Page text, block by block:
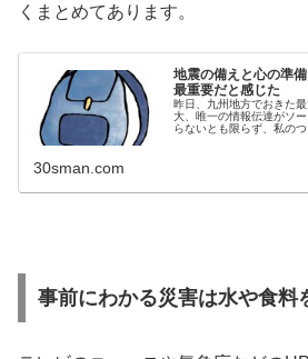
くまとめてあります。
地震の備えと心の準
最重要だと感じた
昨日、九州地方でおきた
大、唯一の情報伝達がソ
らないとも限らず、私の
30sman.com
事前にわかる災害は水や食料